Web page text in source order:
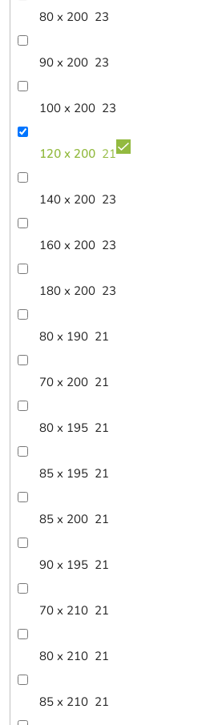
80 x 200 23
90 x 200 23
100 x 200 23
120 x 200 21
140 x 200 23
160 x 200 23
180 x 200 23
80 x 190 21
70 x 200 21
80 x 195 21
85 x 195 21
85 x 200 21
90 x 195 21
70 x 210 21
80 x 210 21
85 x 210 21